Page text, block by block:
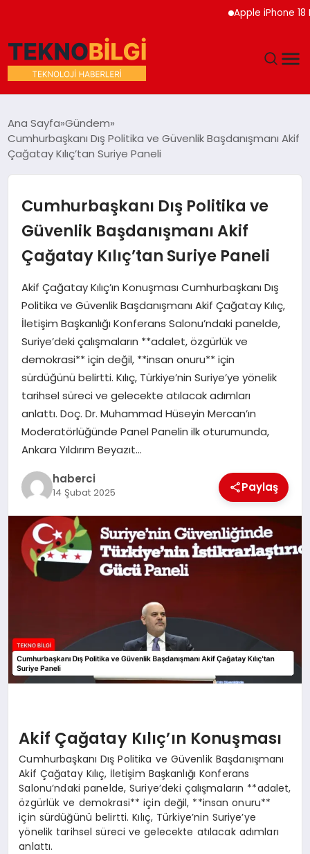
Apple iPhone 18 Pro
DÜNYA
MAGAZIN
SAĞLIK
SIYASET
SPOR
TEKNOLOJI
YAŞAM
Ana Sayfa Gündem
Cumhurbaşkanı Dış Politika ve Güvenlik Başdanışmanı Akif
Çağatay Kılıç’tan Suriye Paneli
Cumhurbaşkanı Dış Politika ve
Güvenlik Başdanışmanı Akif
Çağatay Kılıç’tan Suriye Paneli
Akif Çağatay Kılıç’ın Konuşması Cumhurbaşkanı Dış
Politika ve Güvenlik Başdanışmanı Akif Çağatay Kılıç,
İletişim Başkanlığı Konferans Salonu’ndaki panelde,
Suriye’deki çalışmaların **adalet, özgürlük ve
demokrasi** için değil, **insan onuru** için
sürdüğünü belirtti. Kılıç, Türkiye’nin Suriye’ye yönelik
tarihsel süreci ve gelecekte atılacak adımları
anlattı. Doç. Dr. Muhammad Hüseyin Mercan’ın
Moderatörlüğünde Panel Panelin ilk oturumunda,
Ankara Yıldırım Beyazıt…
haberci
14 Şubat 2025 Paylaş
Akif Çağatay Kılıç’ın Konuşması
Cumhurbaşkanı Dış Politika ve Güvenlik Başdanışmanı
Akif Çağatay Kılıç, İletişim Başkanlığı Konferans
Salonu’ndaki panelde, Suriye’deki çalışmaların **adalet,
özgürlük ve demokrasi** için değil, **insan onuru**
için sürdüğünü belirtti. Kılıç, Türkiye’nin Suriye’ye
yönelik tarihsel süreci ve gelecekte atılacak adımları
anlattı.